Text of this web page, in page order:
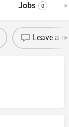
Jobs 0
Leave a